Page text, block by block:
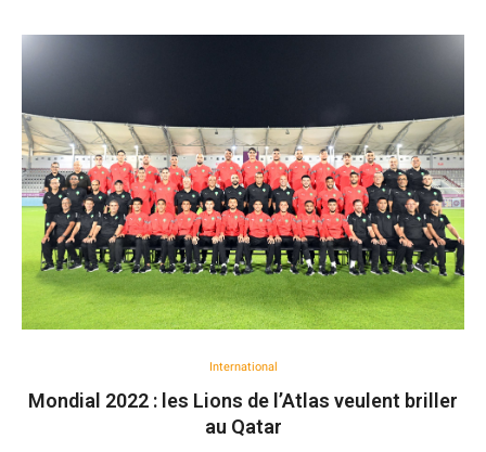
International
Mondial 2022 : les Lions de l’Atlas veulent briller
au Qatar